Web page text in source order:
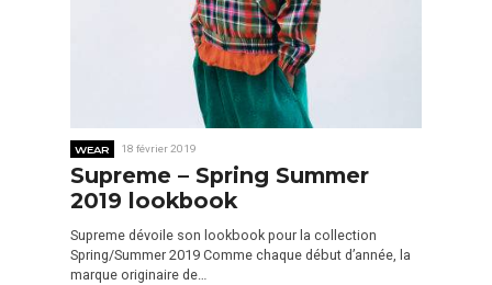
WEAR 18 février 2019
Supreme – Spring Summer
2019 lookbook
Supreme dévoile son lookbook pour la collection
Spring/Summer 2019 Comme chaque début d’année, la
marque originaire de…